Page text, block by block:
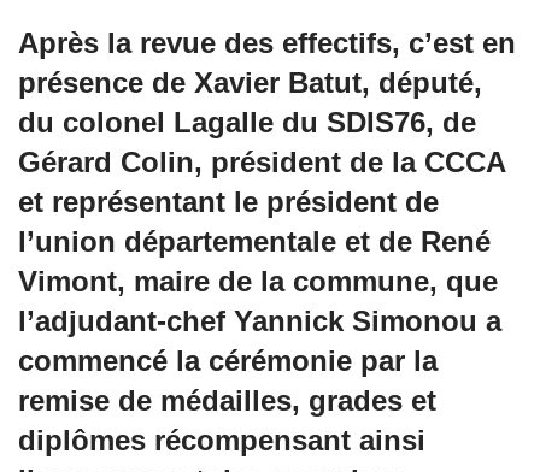
Après la revue des effectifs, c’est en
présence de Xavier Batut, député,
du colonel Lagalle du SDIS76, de
Gérard Colin, président de la CCCA
et représentant le président de
l’union départementale et de René
Vimont, maire de la commune, que
l’adjudant-chef Yannick Simonou a
commencé la cérémonie par la
remise de médailles, grades et
diplômes récompensant ainsi